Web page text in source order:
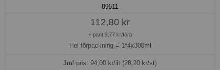
89511
112,80 kr
+ pant 3,77 kr/förp
Hel förpackning = 1*4x300ml
Jmf.pris: 94,00 kr/lit (28,20 kr/st)